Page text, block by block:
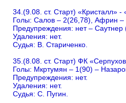
34.(9.08. ст. Старт) «Кристалл»
Голы: Салов – 2(26,78), Африн –
Предупреждения: нет – Саутнер
Удаления: нет.
Судья: В. Стариченко.
35.(8.08. ст. Старт) ФК
Голы: Мкртумян – 1(90) –
Предупреждения: нет.
Удаления: нет.
Судья: С. Пугин.